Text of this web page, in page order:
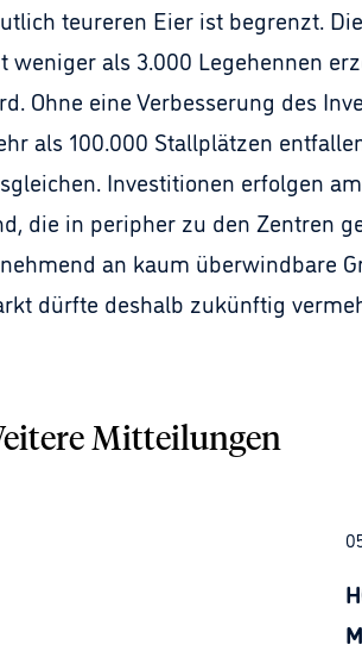
teureren Eier ist begrenzt.
weniger als 3.000 Legehennen
Ohne eine Verbesserung des
als 100.000 Stallplätzen
Investitionen erfolgen
die in peripher zu den Zentren
an kaum überwindbare
dürfte deshalb zukünftig
Mitteilungen